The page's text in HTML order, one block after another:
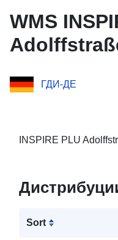
WMS
ГДИ-ДЕ
INSPIRE PLU
Sort